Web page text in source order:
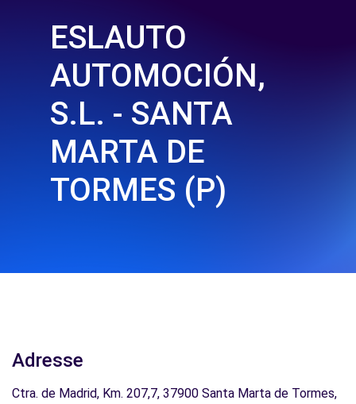
ESLAUTO
AUTOMOCIÓN,
S.L. - SANTA
MARTA DE
TORMES (P)
Adresse
Ctra. de Madrid, Km. 207,7, 37900 Santa Marta de Tormes,